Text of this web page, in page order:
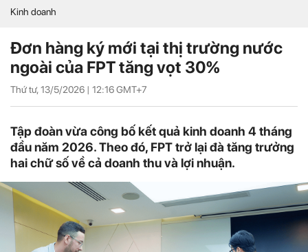
Kinh doanh
Đơn hàng ký mới tại thị trường nước
ngoài của FPT tăng vọt 30%
Thứ tư, 13/5/2026 | 12:16GMT+7
Tập đoàn vừa công bố kết quả kinh doanh 4 tháng
đầu năm 2026. Theo đó, FPT trở lại đà tăng trưởng
hai chữ số về cả doanh thu và lợi nhuận.